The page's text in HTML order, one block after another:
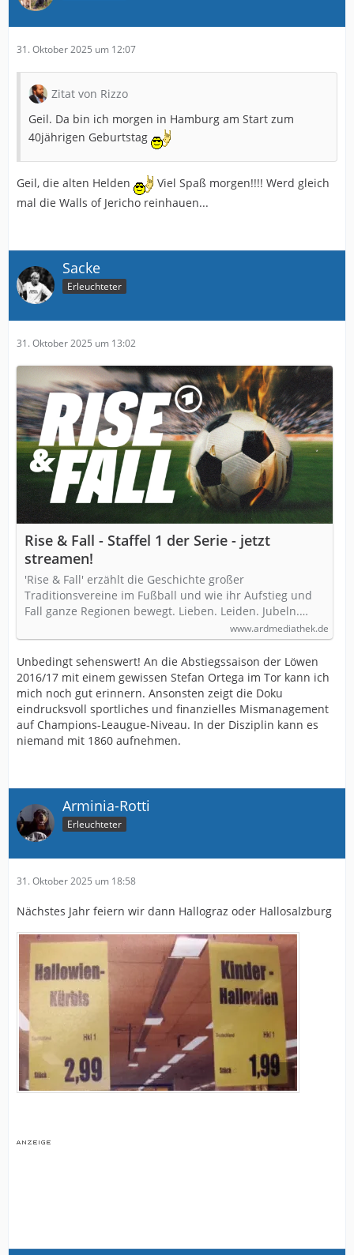
31. Oktober 2025 um 12:07
Zitat von Rizzo
Geil. Da bin ich morgen in Hamburg am Start zum
40jährigen Geburtstag
Geil, die alten Helden
Viel Spaß morgen!!!! Werd gleich
mal die Walls of Jericho reinhauen...
Sacke
Erleuchteter
31. Oktober 2025 um 13:02
Rise & Fall - Staffel 1 der Serie - jetzt
streamen!
'Rise & Fall' erzählt die Geschichte großer
Traditionsvereine im Fußball und wie ihr Aufstieg und
Fall ganze Regionen bewegt. Lieben. Leiden. Jubeln.…
www.ardmediathek.de
Unbedingt sehenswert! An die Abstiegssaison der Löwen
2016/17 mit einem gewissen Stefan Ortega im Tor kann ich
mich noch gut erinnern. Ansonsten zeigt die Doku
eindrucksvoll sportliches und finanzielles Mismanagement
auf Champions-Leaugue-Niveau. In der Disziplin kann es
niemand mit 1860 aufnehmen.
Arminia-Rotti
Erleuchteter
31. Oktober 2025 um 18:58
Nächstes Jahr feiern wir dann Hallograz oder Hallosalzburg